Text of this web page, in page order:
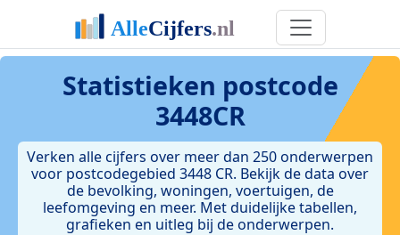
Statistieken postcode
3448CR
Verken alle cijfers over meer dan 250 onderwerpen
voor postcodegebied 3448 CR. Bekijk de data over
de bevolking, woningen, voertuigen, de
leefomgeving en meer. Met duidelijke tabellen,
grafieken en uitleg bij de onderwerpen.